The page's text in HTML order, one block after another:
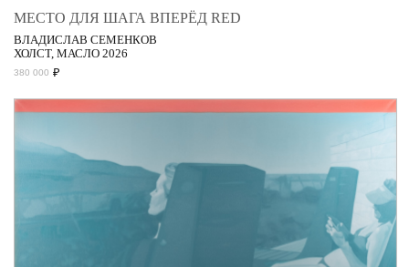
МЕСТО ДЛЯ ШАГА ВПЕРЁД RED
ВЛАДИСЛАВ СЕМЕНКОВ
ХОЛСТ, МАСЛО 2026
380 000 ₽